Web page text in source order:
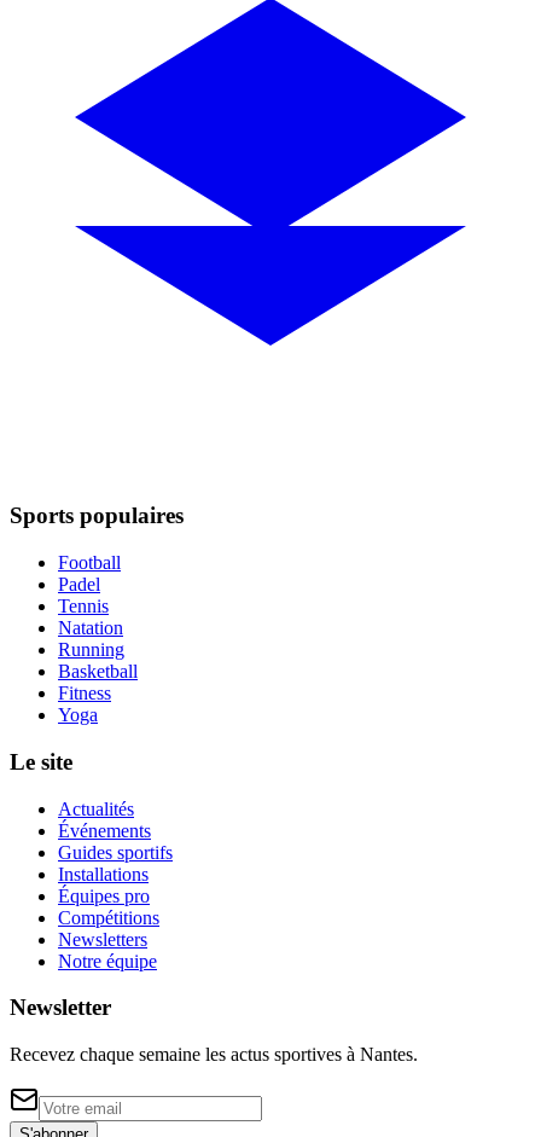
Sports populaires
Football
Padel
Tennis
Natation
Running
Basketball
Fitness
Yoga
Le site
Actualités
Événements
Guides sportifs
Installations
Équipes pro
Compétitions
Newsletters
Notre équipe
Newsletter
Recevez chaque semaine les actus sportives à Nantes.